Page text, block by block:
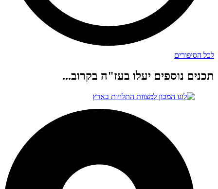
לכל הסיפורים
תכנים נוספים יעלו בעז"ה בקרוב...